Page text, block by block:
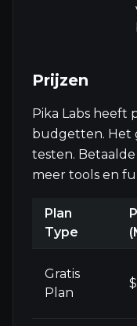
Prijzen
Pika Labs heeft
budgetten. Het
testen.
meer tools en
Plan
Type
Gratis
Plan